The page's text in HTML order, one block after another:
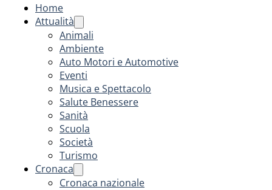
Home
Attualità
Animali
Ambiente
Auto Motori e Automotive
Eventi
Musica e Spettacolo
Salute Benessere
Sanità
Scuola
Società
Turismo
Cronaca
Cronaca nazionale